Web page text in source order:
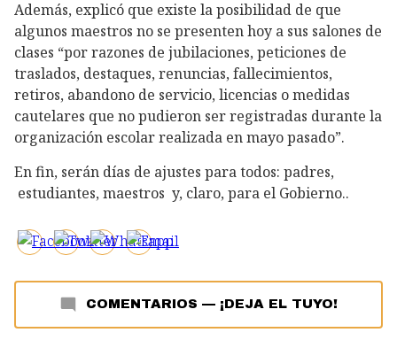
Además, explicó que existe la posibilidad de que
algunos maestros no se presenten hoy a sus salones de
clases “por razones de jubilaciones, peticiones de
traslados, destaques, renuncias, fallecimientos,
retiros, abandono de servicio, licencias o medidas
cautelares que no pudieron ser registradas durante la
organización escolar realizada en mayo pasado”.
En fin, serán días de ajustes para todos: padres,
estudiantes, maestros y, claro, para el Gobierno..
COMENTARIOS — ¡DEJA EL TUYO!